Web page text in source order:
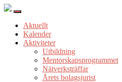
Aktuellt
Kalender
Aktiviteter
Utbildning
Mentorskapsprogrammet
Nätverksträffar
Årets bolagsjurist